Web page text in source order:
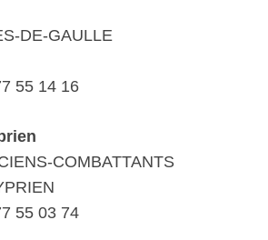
DE-GAULLE
55 14 16
COMBATTANTS
55 03 74